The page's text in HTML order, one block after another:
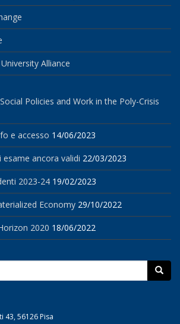
Alliance
Policies and Work in the Poly-Crisis
e accesso 14/06/2023
ancora validi 22/03/2023
2023-24 19/02/2023
Economy 29/10/2022
2020 18/06/2022
43, 56126 Pisa